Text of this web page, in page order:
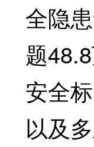
全隐
题
安全
以及